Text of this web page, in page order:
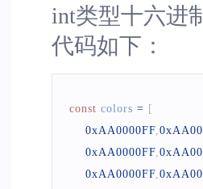
/**
     * 轨迹动画结束回调
* 当动画播放完成
}
int类型十六进
代码如下：
const colors = [
0xAA0000FF,
0xAA0000FF,
0xAA0000FF,